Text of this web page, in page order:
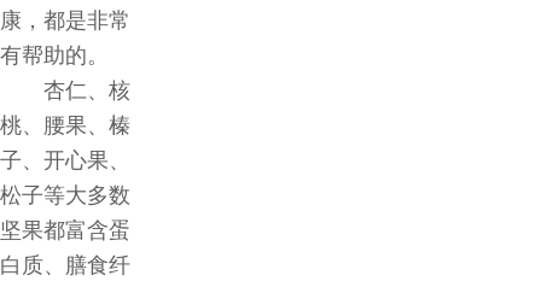
康，都是非常
有帮助的。
杏仁、核
桃、腰果、榛
子、开心果、
松子等大多数
坚果都富含蛋
白质、膳食纤